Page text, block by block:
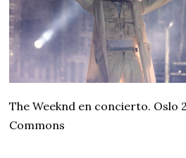
The Weeknd en concierto. Oslo
Commons